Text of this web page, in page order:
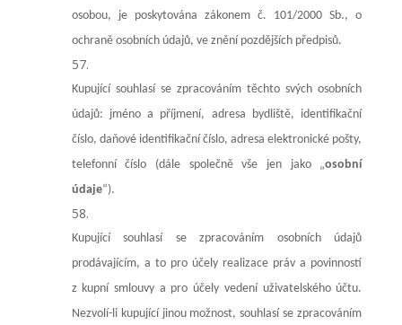
osobou, je poskytována zákonem č. 101/2000 Sb., o
ochraně osobních údajů, ve znění pozdějších předpisů.
Kupující souhlasí se zpracováním těchto svých osobních
údajů: jméno a příjmení, adresa bydliště, identifikační
číslo, daňové identifikační číslo, adresa elektronické pošty,
telefonní číslo (dále společně vše jen jako „osobní
údaje“).
Kupující souhlasí se zpracováním osobních údajů
prodávajícím, a to pro účely realizace práv a povinností
z kupní smlouvy a pro účely vedení uživatelského účtu.
Nezvolí-li kupující jinou možnost, souhlasí se zpracováním